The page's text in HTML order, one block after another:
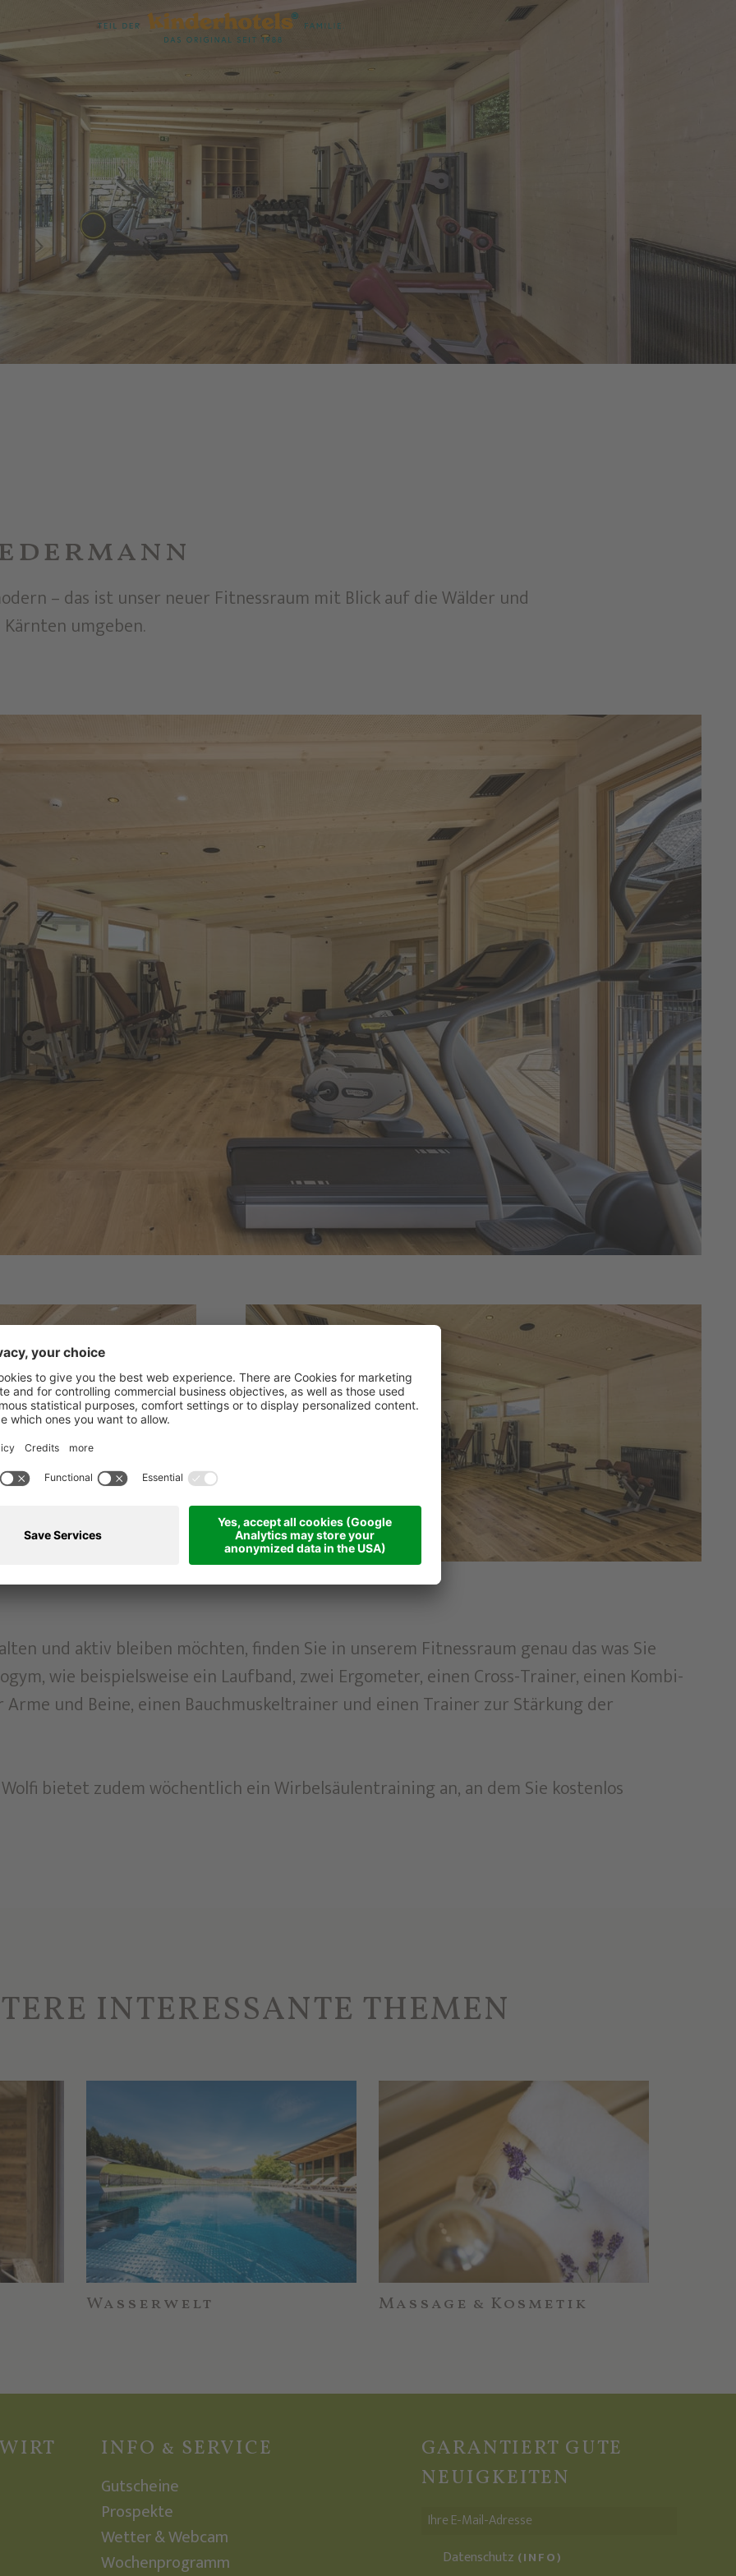
– das ist unser neuer Fitnessraum mit Blick auf die Wälder und
umgeben.
und aktiv bleiben möchten, finden Sie in unserem Fitnessraum genau das was Sie
wie beispielsweise ein Laufband, zwei Ergometer, einen Cross-Trainer, einen Kombi-
und Beine, einen Bauchmuskeltrainer und einen Trainer zur Stärkung der
bietet zudem wöchentlich ein Wirbelsäulentraining an, an dem Sie kostenlos
INTERESSANTE THEMEN
Wasserwelt Massage & Kosmetik
INFO & SERVICE
Gutscheine
Prospekte
Wetter & Webcam
Wochenprogramm
GARANTIERT GUTE
NEUIGKEITEN
Datenschutz (INFO)